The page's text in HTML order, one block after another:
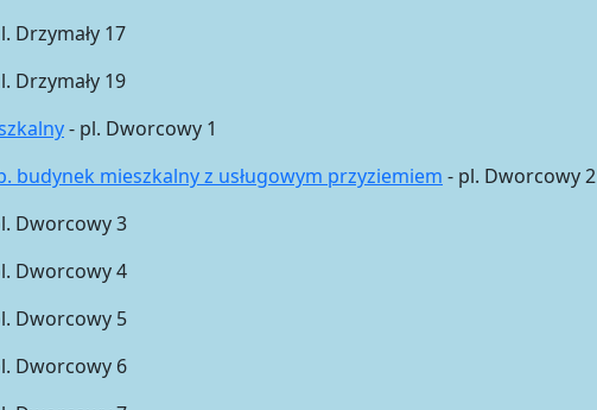
Drzymały 17
Drzymały 19
- pl. Dworcowy 1
budynek mieszkalny z usługowym przyziemiem - pl. Dworcowy 2
Dworcowy 3
Dworcowy 4
Dworcowy 5
Dworcowy 6